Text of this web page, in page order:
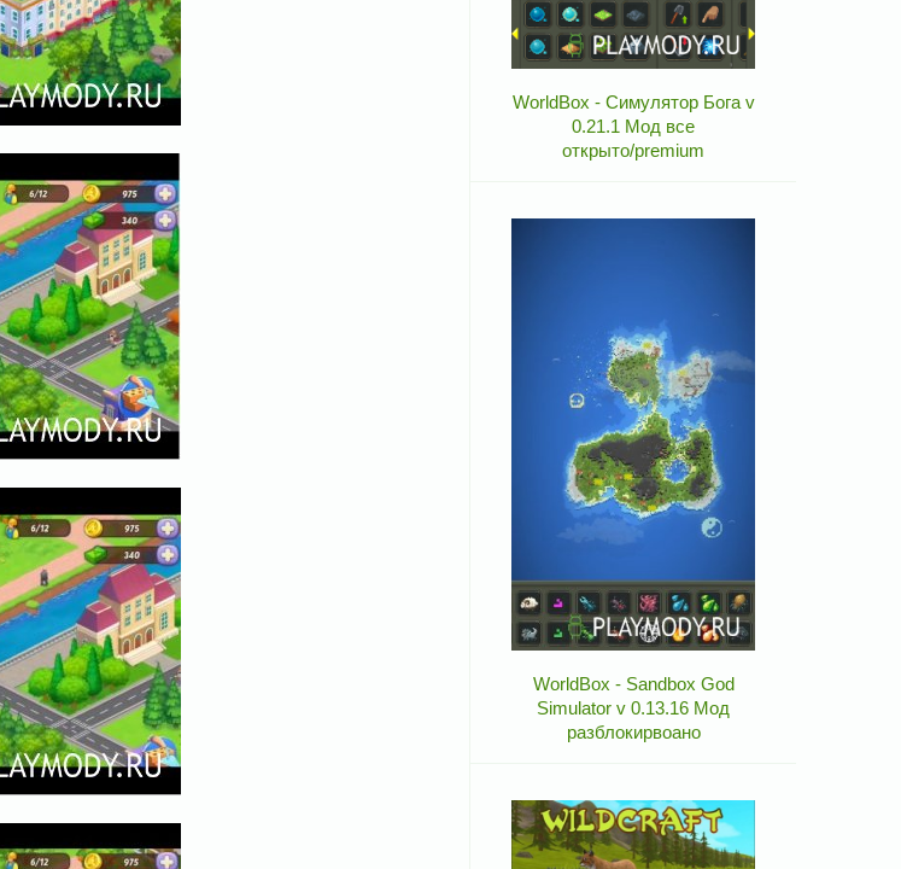
WorldBox - Симулятор Бога v
0.21.1 Мод все
открыто/premium
WorldBox - Sandbox God
Simulator v 0.13.16 Мод
разблокирвоано